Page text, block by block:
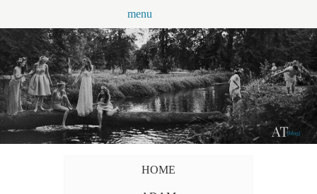
treści
menu
HOME